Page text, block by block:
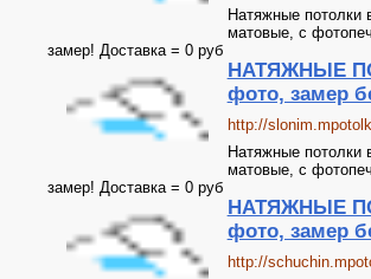
Натяжные потолки
матовые, с
замер! Доставка = 0 руб
НАТЯЖНЫЕ
фото, замер
http://
Натяжные потолки
матовые, с
замер! Доставка = 0 руб
НАТЯЖНЫЕ
фото, замер
http://